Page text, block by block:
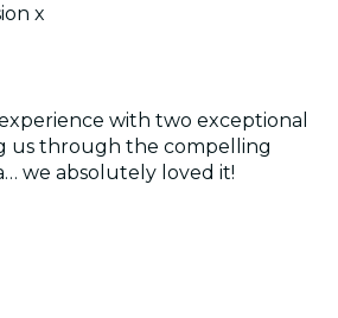
x
with two exceptional
us through the compelling
we absolutely loved it!